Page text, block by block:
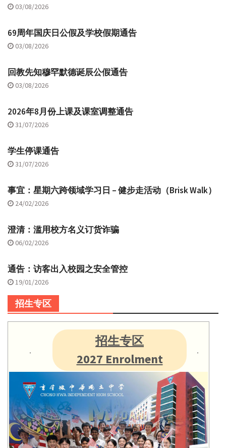
03/08/2026
69周年国庆日公假及学校假期通告
03/08/2026
回教先知穆罕默德诞辰公假通告
03/08/2026
2026年8月份上课及课室调整通告
31/07/2026
学生停课通告
31/07/2026
事宜：星期六跨领域学习日 – 健步走活动（Brisk Walk）
24/02/2026
澄清：滥用校方名义订货诈骗
06/02/2026
通告：访客出入校园之安全管控
19/01/2026
招生专区
招生专区
2027 Enrolment